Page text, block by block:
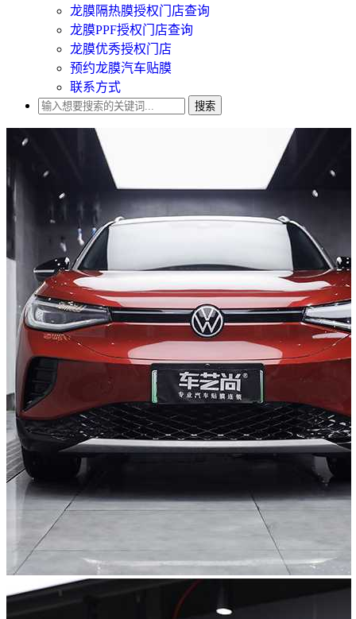
龙膜隔热膜授权门店查询
龙膜PPF授权门店查询
龙膜优秀授权门店
预约龙膜汽车贴膜
联系方式
搜索